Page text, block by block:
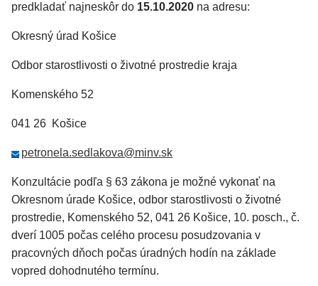
predkladať najneskôr do 15.10.2020 na adresu:
Okresný úrad Košice
Odbor starostlivosti o životné prostredie kraja
Komenského 52
041 26 Košice
petronela.sedlakova@minv.sk
Konzultácie podľa § 63 zákona je možné vykonať na
Okresnom úrade Košice, odbor starostlivosti o životné
prostredie, Komenského 52, 041 26 Košice, 10. posch., č.
dverí 1005 počas celého procesu posudzovania v
pracovných dňoch počas úradných hodín na základe
vopred dohodnutého termínu.